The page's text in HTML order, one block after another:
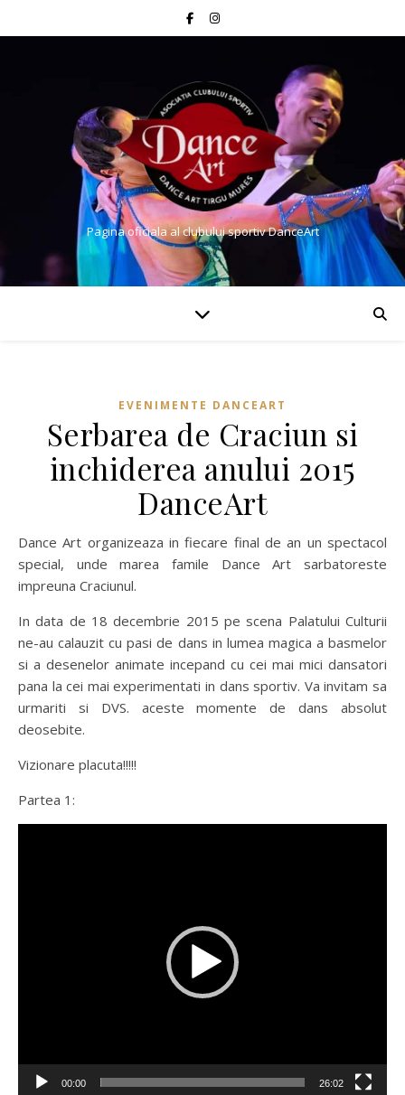
Pagina oficiala al clubului sportiv DanceArt
EVENIMENTE DANCEART
Serbarea de Craciun si
inchiderea anului 2015
DanceArt
Dance Art organizeaza in fiecare final de an un spectacol
special, unde marea famile Dance Art sarbatoreste
impreuna Craciunul.
In data de 18 decembrie 2015 pe scena Palatului Culturii
ne-au calauzit cu pasi de dans in lumea magica a basmelor
si a desenelor animate incepand cu cei mai mici dansatori
pana la cei mai experimentati in dans sportiv. Va invitam sa
urmariti si DVS. aceste momente de dans absolut
deosebite.
Vizionare placuta!!!!!
Partea 1:
00:00 26:02